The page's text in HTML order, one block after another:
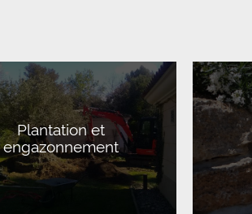
Plantation et
engazonnement